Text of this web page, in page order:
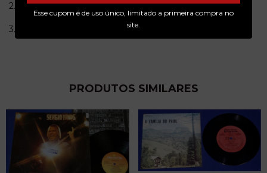
Esse cupom é de uso único, limitado a primeira compra no
site.
2.Décimo Piso
3.Esquina
PRODUTOS SIMILARES